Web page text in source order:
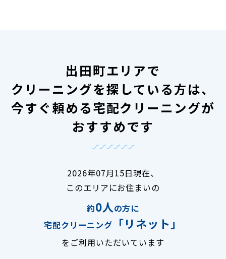
出田町エリアで
クリーニングを探している方は、
今すぐ頼める宅配クリーニングが
おすすめです
2026年07月15日現在、
このエリアにお住まいの
約0人の方に
宅配クリーニング
「リネット」
をご利用いただいています